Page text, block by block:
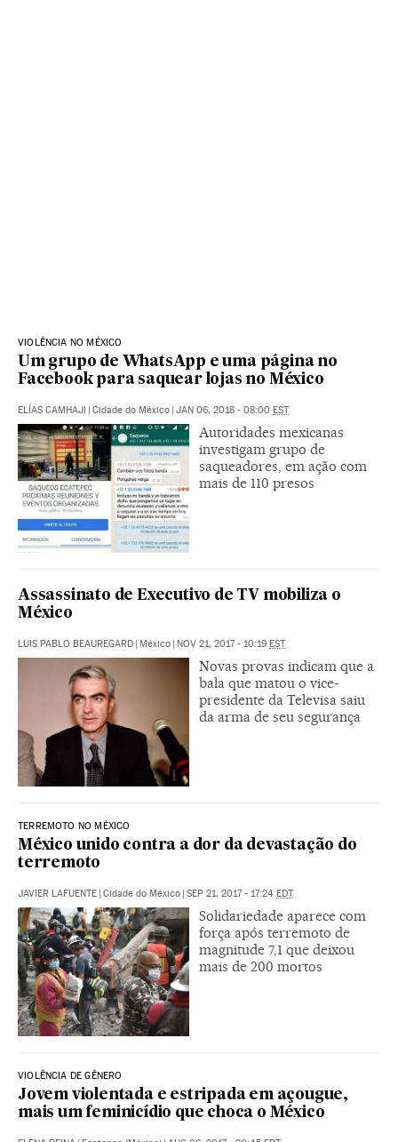
VIOLÊNCIA NO MÉXICO
Um grupo de WhatsApp e uma página no
Facebook para saquear lojas no México
ELÍAS CAMHAJI Cidade do México JAN 06, 2018 - 08:00 EST
Autoridades mexicanas
investigam grupo de
saqueadores, em ação com
mais de 110 presos
Assassinato de Executivo de TV mobiliza o
México
LUIS PABLO BEAUREGARD México NOV 21, 2017 - 10:19 EST
Novas provas indicam que a
bala que matou o vice-
presidente da Televisa saiu
da arma de seu segurança
TERREMOTO NO MÉXICO
México unido contra a dor da devastação do
terremoto
JAVIER LAFUENTE | Cidade do México | SEP 21, 2017 - 17:24 EDT
Solidariedade aparece com
força após terremoto de
magnitude 7,1 que deixou
mais de 200 mortos
VIOLÊNCIA DE GÊNERO
Jovem violentada e estripada em açougue,
mais um feminicídio que choca o México